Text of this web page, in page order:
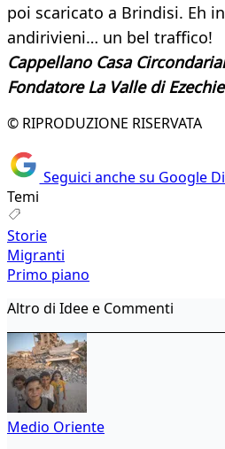
poi scaricato a Brindisi. Eh
andirivieni… un bel traffico!
Cappellano Casa
Fondatore La Valle di
© RIPRODUZIONE RISERVATA
Seguici anche su Google
Temi
Storie
Migranti
Primo piano
Altro di Idee e Commenti
Medio Oriente